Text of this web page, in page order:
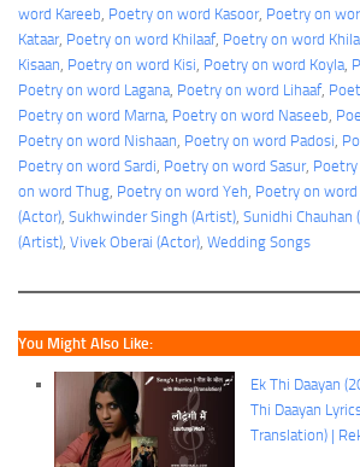
word Kareeb, Poetry on word Kasoor, Poetry on
Kataar, Poetry on word Khilaaf, Poetry on word
Kisaan, Poetry on word Kisi, Poetry on word Koyla,
Poetry on word Lagana, Poetry on word Lihaaf,
Poetry on word Marna, Poetry on word Naseeb,
Poetry on word Nishaan, Poetry on word Padosi,
Poetry on word Sardi, Poetry on word Sasur,
on word Thug, Poetry on word Yeh, Poetry on word
(Actor), Sukhwinder Singh (Artist), Sunidhi Chauhan
(Artist), Vivek Oberai (Actor), Wedding Songs
You Might Also Like:
Ek Thi Daayan
Thi Daayan
Translation) |